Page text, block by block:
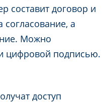
составит договор и
а
Можно
цифровой подписью.
доступ